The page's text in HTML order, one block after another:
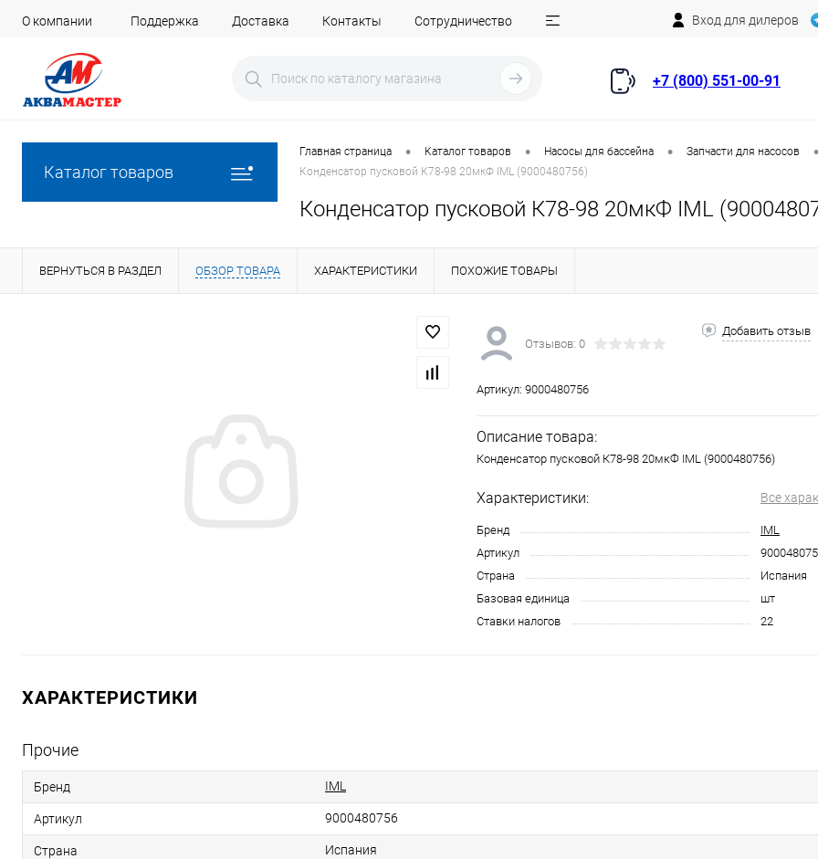
О компании Поддержка Доставка Контакты Сотрудничество Вход для дилеров
+7 (800) 551-00-91
Каталог товаров
Главная страница • Каталог товаров • Насосы для бассейна • Запчасти для насосов •
Конденсатор пусковой К78-98 20мкФ IML (9000480756)
Конденсатор пусковой К78-98 20мкФ IML
ВЕРНУТЬСЯ В РАЗДЕЛ ОБЗОР ТОВАРА ХАРАКТЕРИСТИКИ ПОХОЖИЕ ТОВАРЫ
Отзывов: 0
Добавить отзыв
Артикул: 9000480756
Описание товара:
Конденсатор пусковой К78-98 20мкФ IML (9000480756)
Характеристики: Все
Бренд
IML
Артикул
Страна
Испания
Базовая единица
шт
Ставки налогов
22
ХАРАКТЕРИСТИКИ
Прочие
Бренд IML
Артикул 9000480756
Страна Испания